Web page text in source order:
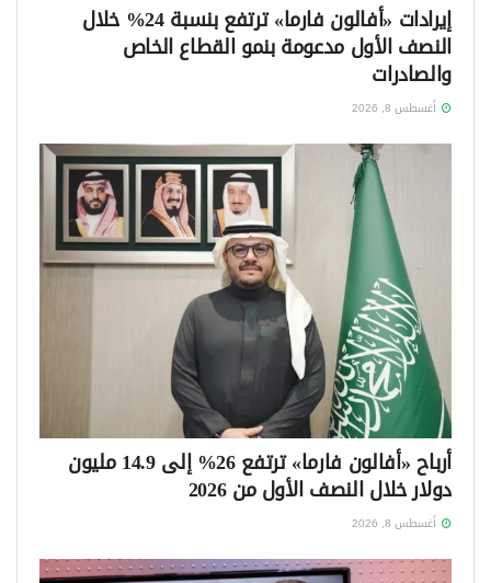
إيرادات «أفالون فارما» ترتفع بنسبة 24% خلال
النصف الأول مدعومة بنمو القطاع الخاص
والصادرات
أغسطس 8, 2026
أرباح «أفالون فارما» ترتفع 26% إلى 14.9 مليون
دولار خلال النصف الأول من 2026
أغسطس 8, 2026